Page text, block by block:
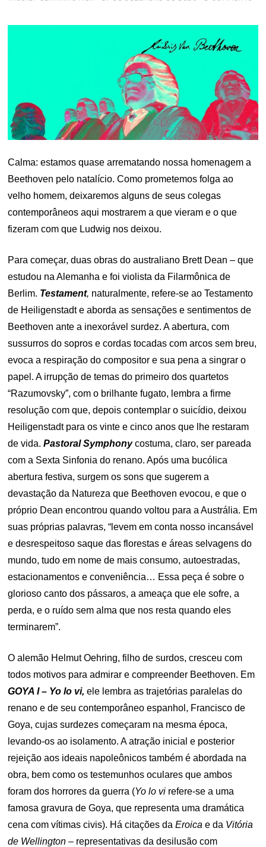
Calma: estamos quase arrematando nossa homenagem a
Beethoven pelo natalício. Como prometemos folga ao
velho homem, deixaremos alguns de seus colegas
contemporâneos aqui mostrarem a que vieram e o que
fizeram com que Ludwig nos deixou.
Para começar, duas obras do australiano Brett Dean – que
estudou na Alemanha e foi violista da Filarmônica de
Berlim. Testament, naturalmente, refere-se ao Testamento
de Heiligenstadt e aborda as sensações e sentimentos de
Beethoven ante a inexorável surdez. A abertura, com
sussurros do sopros e cordas tocadas com arcos sem breu,
evoca a respiração do compositor e sua pena a singrar o
papel. A irrupção de temas do primeiro dos quartetos
“Razumovsky”, com o brilhante fugato, lembra a firme
resolução com que, depois contemplar o suicídio, deixou
Heiligenstadt para os vinte e cinco anos que lhe restaram
de vida.Pastoral Symphonycostuma, claro, ser pareada
com a Sexta Sinfonia do renano. Após uma bucólica
abertura festiva, surgem os sons que sugerem a
devastação da Natureza que Beethoven evocou, e que o
próprio Dean encontrou quando voltou para a Austrália. Em
suas próprias palavras, “levem em conta nosso incansável
e desrespeitoso saque das florestas e áreas selvagens do
mundo, tudo em nome de mais consumo, autoestradas,
estacionamentos e conveniência… Essa peça é sobre o
glorioso canto dos pássaros, a ameaça que ele sofre, a
perda, e o ruído sem alma que nos resta quando eles
terminarem”.
O alemão Helmut Oehring, filho de surdos, cresceu com
todos motivos para admirar e compreender Beethoven. Em
GOYA I – Yo lo vi, ele lembra as trajetórias paralelas do
renano e de seu contemporâneo espanhol, Francisco de
Goya, cujas surdezes começaram na mesma época,
levando-os ao isolamento. A atração inicial e posterior
rejeição aos ideais napoleônicos também é abordada na
obra, bem como os testemunhos oculares que ambos
foram dos horrores da guerra (Yo lo vi refere-se a uma
famosa gravura de Goya, que representa uma dramática
cena com vítimas civis). Há citações daEroicae da Vitória
de Wellington – representativas da desilusão com